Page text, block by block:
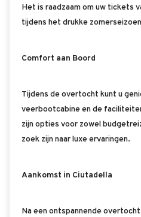
Het is raadzaam om uw tickets
tijdens het drukke
Comfort aan Boord
Tijdens de overtocht kunt u
veerbootcabine en de
zijn opties voor zowel
zoek zijn naar luxe ervaringen.
Aankomst in Ciutadella
Na een ontspannende